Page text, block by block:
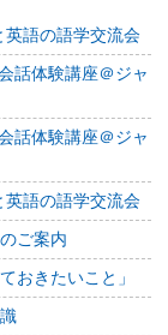
英語の語学交流会
話体験講座＠ジャ
話体験講座＠ジャ
英語の語学交流会
ご案内
おきたいこと」